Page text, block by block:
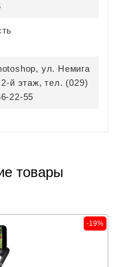
ул. Немига
й этаж, тел. (029)
22-55
товары
-19%